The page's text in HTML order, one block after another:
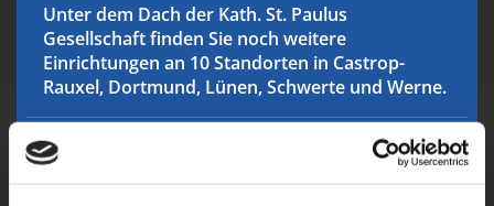
Unter dem Dach der Kath. St. Paulus
Gesellschaft finden Sie noch weitere
Einrichtungen an 10 Standorten in Castrop-
Rauxel, Dortmund, Lünen, Schwerte und Werne.
Weitere Einrichtungen sind: